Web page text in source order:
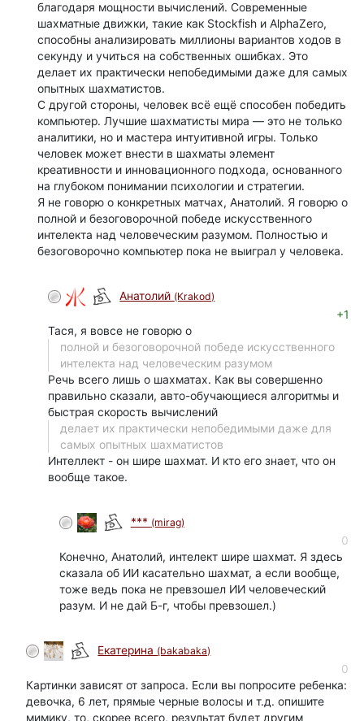
благодаря мощности вычислений. Современные
шахматные движки, такие как Stockfish и AlphaZero,
способны анализировать миллионы вариантов ходов в
секунду и учиться на собственных ошибках. Это
делает их практически непобедимыми даже для самых
опытных шахматистов.
С другой стороны, человек всё ещё способен победить
компьютер. Лучшие шахматисты мира — это не только
аналитики, но и мастера интуитивной игры. Только
человек может внести в шахматы элемент
креативности и инновационного подхода, основанного
на глубоком понимании психологии и стратегии.
Я не говорю о конкретных матчах, Анатолий. Я говорю о
полной и безоговорочной победе искусственного
интелекта над человеческим разумом. Полностью и
безоговорочно компьютер пока не выиграл у человека.
Анатолий (Krakod)
+1
Тася, я вовсе не говорю о
полной и безоговорочной победе искусственного
интелекта над человеческим разумом
Речь всего лишь о шахматах. Как вы совершенно
правильно сказали, авто-обучающиеся алгоритмы и
быстрая скорость вычислений
делает их практически непобедимыми даже для
самых опытных шахматистов
Интеллект - он шире шахмат. И кто его знает, что он
вообще такое.
*** (mirag)
0
Конечно, Анатолий, интелект шире шахмат. Я здесь
сказала об ИИ касательно шахмат, а если вообще,
тоже ведь пока не превзошел ИИ человеческий
разум. И не дай Б-г, чтобы превзошел.)
Екатерина (bakabaka)
0
Картинки зависят от запроса. Если вы попросите ребенка:
девочка, 6 лет, прямые черные волосы и т.д. опишите
мимику, то, скорее всего, результат будет другим